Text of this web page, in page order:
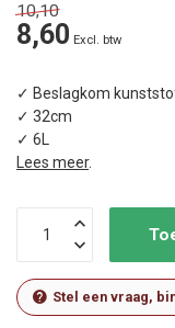
10,10
8,60 Excl. btw
✓ Beslagkom
✓ 32cm
✓ 6L
Lees meer.
Stel een vraag,